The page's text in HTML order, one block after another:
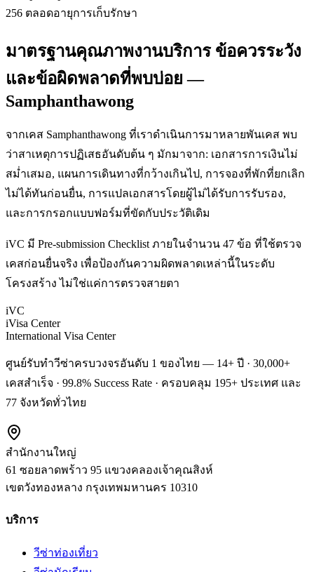
256 ตลอดอายุการเก็บรักษา
มาตรฐานคุณภาพงานบริการ ข้อควรระวัง
และข้อผิดพลาดที่พบบ่อย —
Samphanthawong
จากเคส Samphanthawong ที่เราดำเนินการมาหลายพันเคส พบ
ว่าสาเหตุการปฏิเสธอันดับต้น ๆ มักมาจาก: เอกสารการเงินไม่
สม่ำเสมอ, แผนการเดินทางที่กว้างเกินไป, การจองที่พักที่ยกเลิก
ไม่ได้ทันก่อนยื่น, การแปลเอกสารโดยผู้ไม่ได้รับการรับรอง,
และการกรอกแบบฟอร์มที่ขัดกับประวัติเดิม
iVC มี Pre-submission Checklist ภายในจำนวน 47 ข้อ ที่ใช้ตรวจ
เคสก่อนยื่นจริง เพื่อป้องกันความผิดพลาดเหล่านี้ในระดับ
โครงสร้าง ไม่ใช่แค่การตรวจสายตา
iVC
iVisa Center
International Visa Center
ศูนย์รับทำวีซ่าครบวงจรอันดับ 1 ของไทย — 14+ ปี · 30,000+
เคสสำเร็จ · 99.8% Success Rate · ครอบคลุม 195+ ประเทศ และ
77 จังหวัดทั่วไทย
สำนักงานใหญ่
61 ซอยลาดพร้าว 95 แขวงคลองเจ้าคุณสิงห์
เขตวังทองหลาง กรุงเทพมหานคร 10310
บริการ
วีซ่าท่องเที่ยว